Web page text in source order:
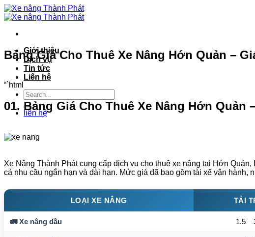
Bỏ
qua
dung
Giới thiệu
Dịch vụ
Tin tức
Liên hệ
liên hệ
Bảng Giá Cho Thuê Xe Nâng Hớn Quản –
“`html
01. Bảng Giá Cho Thuê Xe Nâng Hớn Quản
Xe Nâng Thành Phát cung cấp dịch vụ cho thuê xe nâng tại Hớn
cả nhu cầu ngắn hạn và dài hạn. Mức giá đã bao gồm tài xế vận hành,
LOẠI XE NÂNG TẢI
🚛 Xe nâng dầu 1.5 –